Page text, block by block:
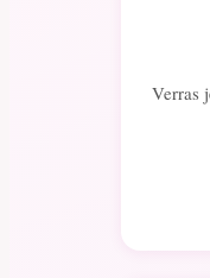
Verras